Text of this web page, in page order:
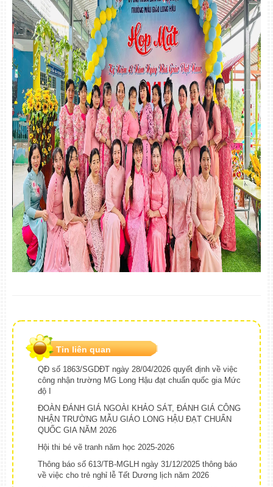
Tin liên quan
QĐ số 1863/SGDĐT ngày 28/04/2026 quyết định về việc
công nhận trường MG Long Hậu đạt chuẩn quốc gia Mức
độ I
ĐOÀN ĐÁNH GIÁ NGOÀI KHẢO SÁT, ĐÁNH GIÁ CÔNG
NHẬN TRƯỜNG MẪU GIÁO LONG HẬU ĐẠT CHUẨN
QUỐC GIA NĂM 2026
Hội thi bé vẽ tranh năm học 2025-2026
Thông báo số 613/TB-MGLH ngày 31/12/2025 thông báo
về việc cho trẻ nghỉ lễ Tết Dương lịch năm 2026